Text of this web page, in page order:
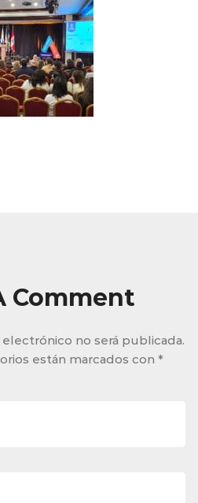
Comment
no será publicada.
están marcados con *